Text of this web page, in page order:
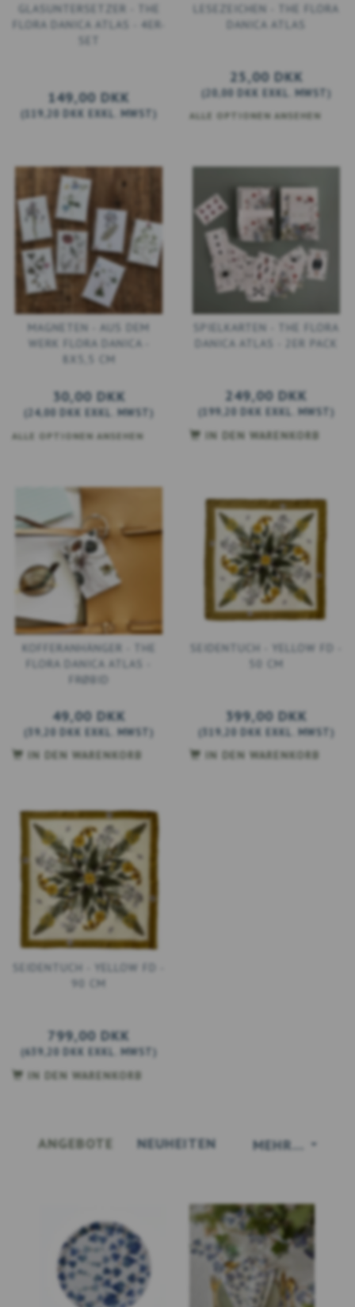
GLASUNTERSETZER - THE
FLORA DANICA ATLAS - 4ER-
149,00 DKK
( 119,20 DKK EXKL. MWST
LESEZEICHEN - THE FLORA
DANICA ATLAS
25,00 DKK
( 20,00 DKK EXKL. MWST
ALLE OPTIONEN ANSEHEN
MAGNETEN - AUS DEM
WERK FLORA DANICA -
8X5,5 CM
30,00 DKK
( 24,00 DKK EXKL. MWST
ALLE OPTIONEN ANSEHEN
SPIELKARTEN - THE FLORA
DANICA ATLAS - 2ER PACK
249,00 DKK
( 199,20 DKK EXKL. MWST
IN DEN WARENKORB
KOFFERANHÄNGER - THE
FLORA DANICA ATLAS -
FRØBID
49,00 DKK
39,20 DKK EXKL. MWST
IN DEN WARENKORB
SEIDENTUCH - YELLOW FD -
50 CM
399,00 DKK
319,20 DKK EXKL. MWST
IN DEN WARENKORB
SEIDENTUCH - YELLOW FD -
90 CM
799,00 DKK
(639,20 DKK EXKL. MWST
IN DEN WARENKORB
MEHR...
ANGEBOTE NEUHEITEN